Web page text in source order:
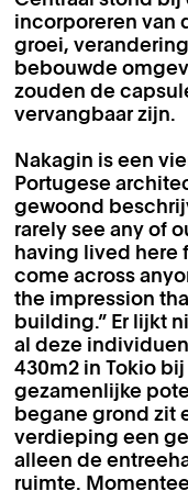
incorporeren van
groei,
bebouwde
zouden de
vervangbaar zijn.
Nakagin is een
Portugese
gewoond
rarely see any of
having lived here
come across
the impression
building.” Er lijkt
al deze
430m2 in Tokio
gezamenlijke
begane grond zit
verdieping een
alleen de
ruimte.